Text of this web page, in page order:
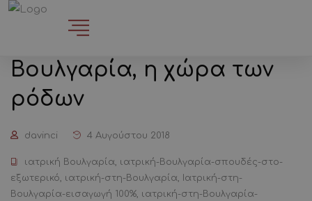
Βουλγαρία, η χώρα των
ρόδων
davinci 4 Αυγούστου 2018
ιατρική Βουλγαρία, ιατρική-Βουλγαρία-σπουδές-στο-
εξωτερικό, ιατρική-στη-Βουλγαρία,
Ιατρική-στη-
Βουλγαρία-εισαγωγή 100%, ιατρική-στη-Βουλγαρία-